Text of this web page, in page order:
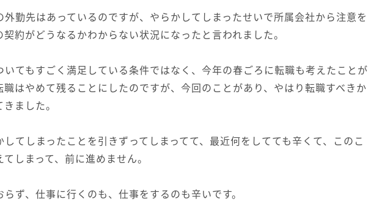
外勤先はあっているのですが、やらかしてしまったせいで所属会社から注意を
契約がどうなるかわからない状況になったと言われました。
いてもすごく満足している条件ではなく、今年の春ごろに転職も考えたことが
職はやめて残ることにしたのですが、今回のことがあり、やはり転職すべきか
ました。
してしまったことを引きずってしまってて、最近何をしてても辛くて、このこ
しまって、前に進めません。
ず、仕事に行くのも、仕事をするのも辛いです。